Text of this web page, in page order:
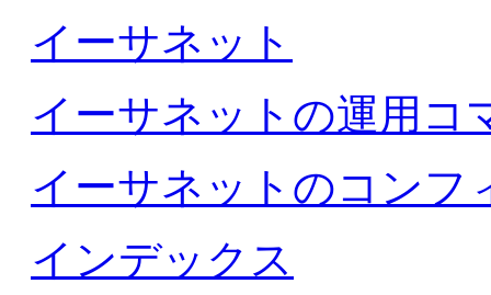
イーサネット
イーサネットの運用コ
イーサネットのコンフ
インデックス